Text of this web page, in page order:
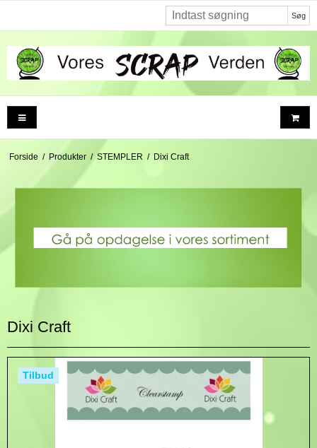
Søg
Forside / Produkter / STEMPLER / Dixi Craft
Dixi Craft
Tilbud